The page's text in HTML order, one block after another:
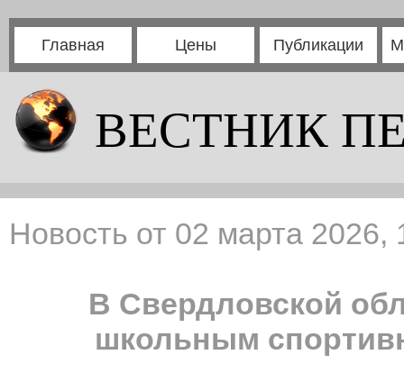
Главная Цены Публикации
ВЕСТНИК
Новость от 02 марта 2026,
В Свердловской
школьным